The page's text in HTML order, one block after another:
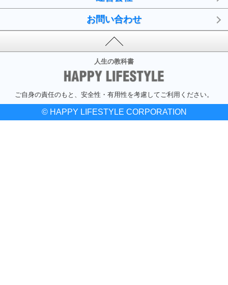
お問い合わせ
人生の教科書
ご自身の責任のもと、安全性・有用性を考慮してご利用ください。
© HAPPY LIFESTYLE CORPORATION